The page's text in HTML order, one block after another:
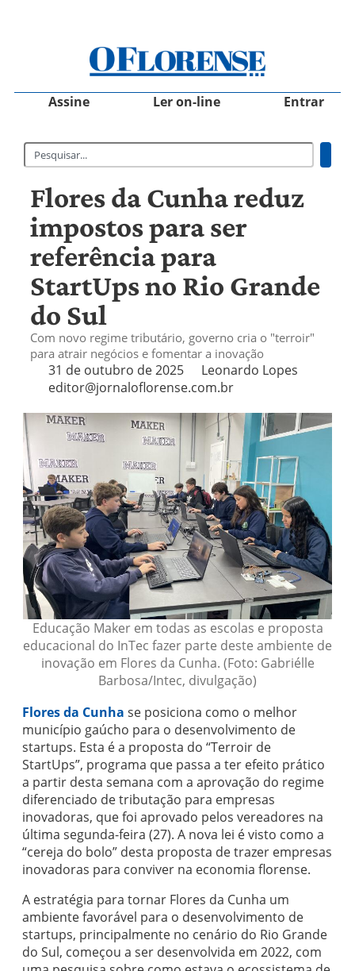
Assine Ler on-line Entrar
Flores da Cunha reduz
impostos para ser
referência para
StartUps no Rio Grande
do Sul
Com novo regime tributário, governo cria o "terroir"
para atrair negócios e fomentar a inovação
31 de outubro de 2025
Leonardo Lopes
editor@jornaloflorense.com.br
Educação Maker em todas as escolas e proposta
educacional do InTec fazer parte deste ambiente de
inovação em Flores da Cunha. (Foto: Gabriélle
Barbosa/Intec, divulgação)
Flores da Cunha se posiciona como o melhor
município gaúcho para o desenvolvimento de
startups. Esta é a proposta do “Terroir de
StartUps”, programa que passa a ter efeito prático
a partir desta semana com a aprovação do regime
diferenciado de tributação para empresas
inovadoras, que foi aprovado pelos vereadores na
última segunda-feira (27). A nova lei é visto como a
“cereja do bolo” desta proposta de trazer empresas
inovadoras para conviver na economia florense.
A estratégia para tornar Flores da Cunha um
ambiente favorável para o desenvolvimento de
startups, principalmente no cenário do Rio Grande
do Sul, começou a ser desenvolvida em 2022, com